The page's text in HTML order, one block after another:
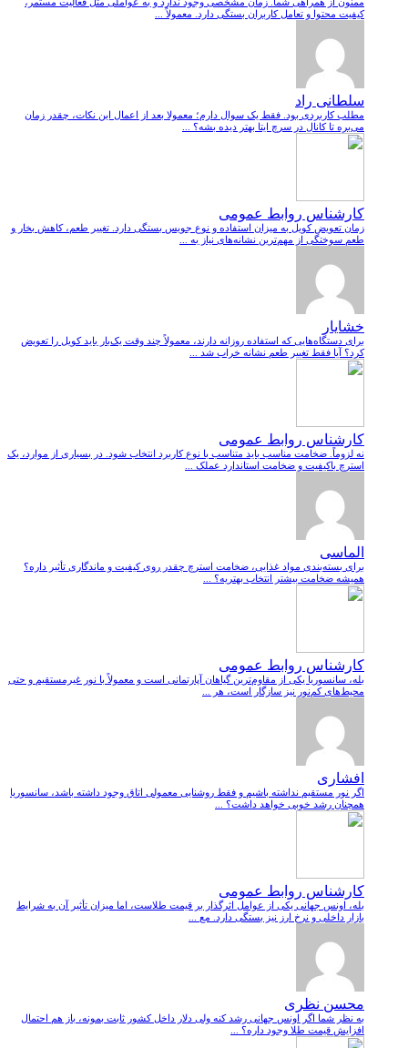
ممنون از همراهی شما. زمان مشخصی وجود ندارد و به عواملی مثل فعالیت مستمر،
کیفیت محتوا و تعامل کاربران بستگی دارد. معمولاً ...
سلطانی راد
مطلب کاربردی بود. فقط یک سوال دارم؛ معمولا بعد از اعمال این نکات، چقدر زمان
می‌بره تا کانال در سرچ ایتا بهتر دیده بشه؟ ...
کارشناس روابط عمومی
زمان تعویض کویل به میزان استفاده و نوع جویس بستگی دارد. تغییر طعم، کاهش بخار و
طعم سوختگی از مهم‌ترین نشانه‌های نیاز به ...
خشایار
برای دستگاه‌هایی که استفاده روزانه دارند، معمولاً چند وقت یک‌بار باید کویل را تعویض
کرد؟ آیا فقط تغییر طعم نشانه خراب شد ...
کارشناس روابط عمومی
نه لزوماً. ضخامت مناسب باید متناسب با نوع کاربرد انتخاب شود. در بسیاری از موارد، یک
استرچ باکیفیت و ضخامت استاندارد عملک ...
الماسی
برای بسته‌بندی مواد غذایی، ضخامت استرچ چقدر روی کیفیت و ماندگاری تأثیر داره؟
همیشه ضخامت بیشتر انتخاب بهتریه؟ ...
کارشناس روابط عمومی
بله، سانسوریا یکی از مقاوم‌ترین گیاهان آپارتمانی است و معمولاً با نور غیرمستقیم و حتی
محیط‌های کم‌نور نیز سازگار است، هر ...
افشاری
اگر نور مستقیم نداشته باشیم و فقط روشنایی معمولی اتاق وجود داشته باشد، سانسوریا
همچنان رشد خوبی خواهد داشت؟ ...
کارشناس روابط عمومی
بله، اونس جهانی یکی از عوامل اثرگذار بر قیمت طلاست، اما میزان تأثیر آن به شرایط
بازار داخلی و نرخ ارز نیز بستگی دارد. مع ...
محسن نظری
به نظر شما اگر اونس جهانی رشد کنه ولی دلار داخل کشور ثابت بمونه، باز هم احتمال
افزایش قیمت طلا وجود داره؟ ...